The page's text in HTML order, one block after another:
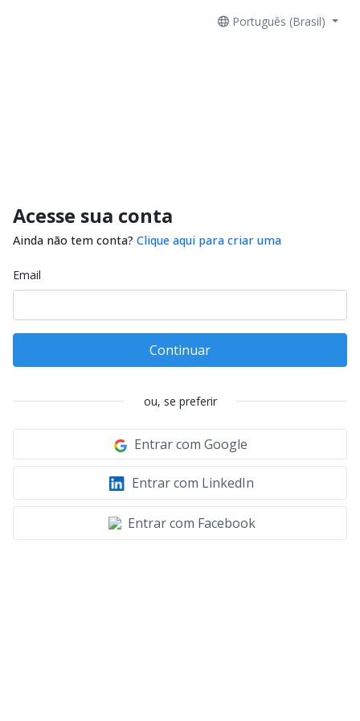
Português (Brasil)
Acesse sua conta
Ainda não tem conta? Clique aqui para criar uma
Email
Continuar
ou, se preferir
Entrar com Google
Entrar com LinkedIn
Entrar com Facebook